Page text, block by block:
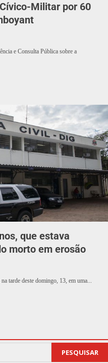
Militar por 60
e Consulta Pública sobre a
que estava
morto em erosão
tarde deste domingo, 13, em uma...
PESQUISAR